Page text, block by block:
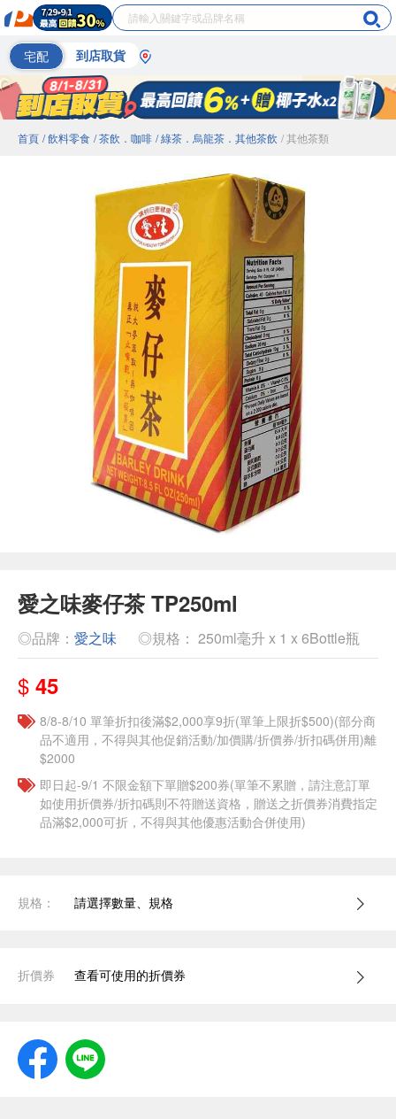
宅配 到店取貨
首頁 / 飲料零食 / 茶飲．咖啡 / 綠茶．烏龍茶．其他茶飲 / 其他茶類
愛之味麥仔茶 TP250ml
◎品牌： 愛之味 ◎規格： 250ml毫升 x 1 x 6Bottle瓶
$ 45
8/8-8/10 單筆折扣後滿$2,000享9折(單筆上限折$500)(部分商
品不適用，不得與其他促銷活動/加價購/折價券/折扣碼併用)離
$2000
即日起-9/1 不限金額下單贈$200券(單筆不累贈，請注意訂單
如使用折價券/折扣碼則不符贈送資格，贈送之折價券消費指定
品滿$2,000可折，不得與其他優惠活動合併使用)
規格： 請選擇數量、規格
折價券 查看可使用的折價券